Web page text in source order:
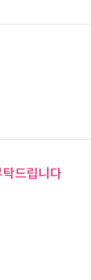
드립니다